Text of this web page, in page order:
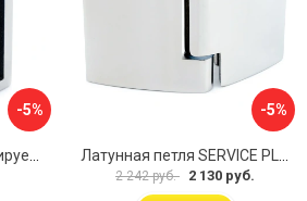
-5%
Прямоугольный регулируемый коннектор трек-стена SERVICE PLUS CK-106D30-PC
-5%
Латунная петля SERVICE PLUS CL-905-PC
2 242 руб. 2 130 руб.